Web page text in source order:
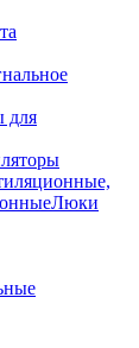
для
Люки